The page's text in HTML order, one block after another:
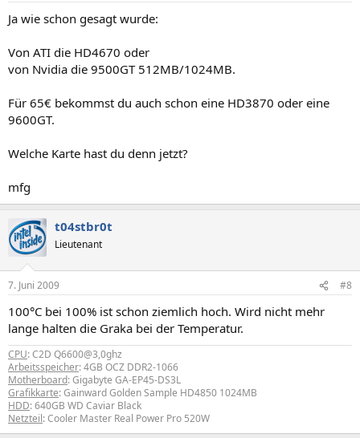
Ja wie schon gesagt wurde:
Von ATI die HD4670 oder
von Nvidia die 9500GT 512MB/1024MB.
Für 65€ bekommst du auch schon eine HD3870 oder eine
9600GT.
Welche Karte hast du denn jetzt?
mfg
t04stbr0t
Lieutenant
7. Juni 2009 #8
100°C bei 100% ist schon ziemlich hoch. Wird nicht mehr
lange halten die Graka bei der Temperatur.
CPU: C2D Q6600@3,0ghz
Arbeitsspeicher: 4GB OCZ DDR2-1066
Motherboard: Gigabyte GA-EP45-DS3L
Grafikkarte: Gainward Golden Sample HD4850 1024MB
HDD: 640GB WD Caviar Black
Netzteil: Cooler Master Real Power Pro 520W